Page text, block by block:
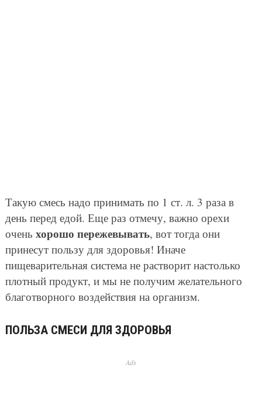
Такую смесь надо принимать по 1 ст. л. 3 раза в
день перед едой. Еще раз отмечу, важно орехи
очень хорошо пережевывать, вот тогда они
принесут пользу для здоровья! Иначе
пищеварительная система не растворит настолько
плотный продукт, и мы не получим желательного
благотворного воздействия на организм.
ПОЛЬЗА СМЕСИ ДЛЯ ЗДОРОВЬЯ
Ads